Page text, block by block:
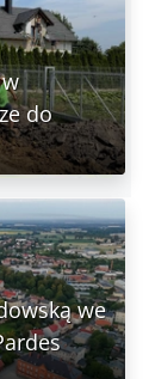
do
we